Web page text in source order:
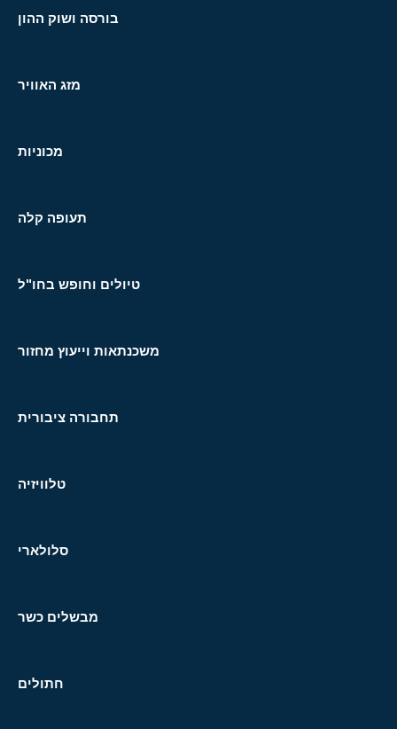
בורסה ושוק ההון
מזג האוויר
מכוניות
תעופה קלה
טיולים וחופש בחו"ל
משכנתאות וייעוץ מחזור
תחבורה ציבורית
טלוויזיה
סלולארי
מבשלים כשר
חתולים